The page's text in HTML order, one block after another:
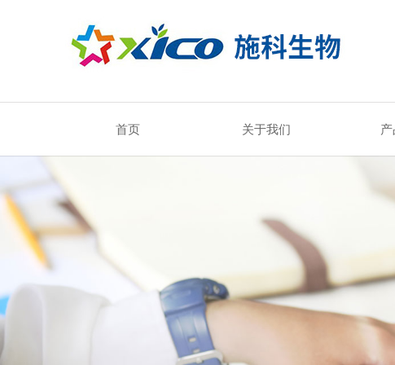
首页 关于我们